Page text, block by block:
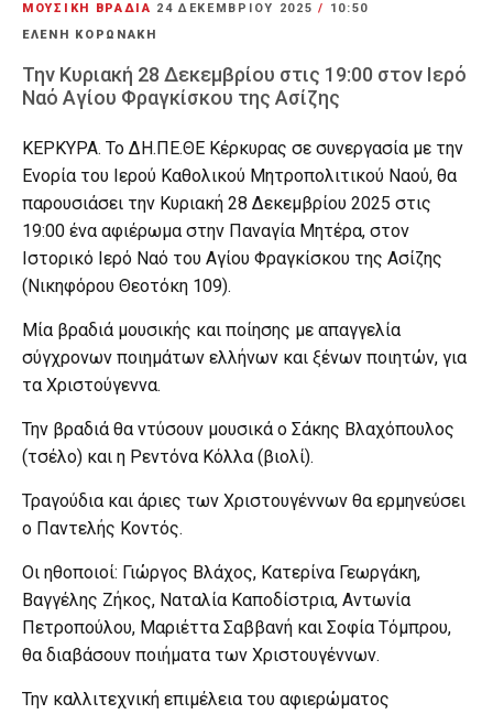
ΜΟΥΣΙΚΗ ΒΡΑΔΙΑ 24 ΔΕΚΕΜΒΡΊΟΥ 2025/
10:50
ΕΛΕΝΗ ΚΟΡΩΝΑΚΗ
Την Κυριακή 28 Δεκεμβρίου στις 19:00 στον Ιερό
Ναό Αγίου Φραγκίσκου της Ασίζης
ΚΕΡΚΥΡΑ. Το ΔΗ.ΠΕ.ΘΕ Κέρκυρας σε συνεργασία με την
Ενορία του Ιερού Καθολικού Μητροπολιτικού Ναού, θα
παρουσιάσει την Κυριακή 28 Δεκεμβρίου 2025 στις
19:00 ένα αφιέρωμα στην Παναγία Μητέρα, στον
Ιστορικό Ιερό Ναό του Αγίου Φραγκίσκου της Ασίζης
(Νικηφόρου Θεοτόκη 109).
Μία βραδιά μουσικής και ποίησης με απαγγελία
σύγχρονων ποιημάτων ελλήνων και ξένων ποιητών, για
τα Χριστούγεννα.
Την βραδιά θα ντύσουν μουσικά ο Σάκης Βλαχόπουλος
(τσέλο) και η Ρεντόνα Κόλλα (βιολί).
Τραγούδια και άριες των Χριστουγέννων θα ερμηνεύσει
ο Παντελής Κοντός.
Οι ηθοποιοί: Γιώργος Βλάχος, Κατερίνα Γεωργάκη,
Βαγγέλης Ζήκος, Ναταλία Καποδίστρια, Αντωνία
Πετροπούλου, Μαριέττα Σαββανή και Σοφία Τόμπρου,
θα διαβάσουν ποιήματα των Χριστουγέννων.
Την καλλιτεχνική επιμέλεια του αφιερώματος